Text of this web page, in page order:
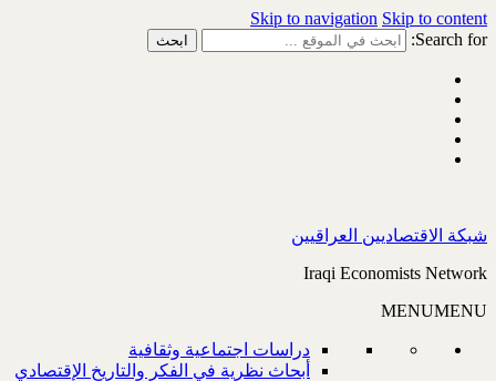
Skip to navigation Skip to content
Search for:
شبكة الاقتصاديين العراقيين
Iraqi Economists Network
MENUMENU
دراسات اجتماعية وثقافية
أبحاث نظرية في الفكر والتاريخ الإقتصادي